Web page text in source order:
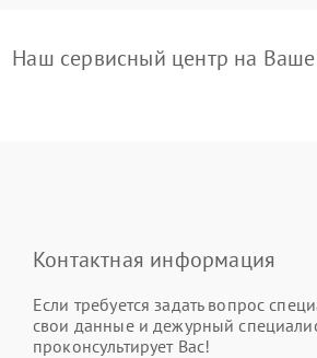
Наш сервисный центр на
Контактная информация
Если требуется задать вопрос
свои данные и дежурный
проконсультирует Вас!